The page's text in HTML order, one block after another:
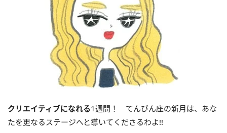
クリエイティブになれる1週間！ てんびん座の新月は、あな
たを更なるステージへと導いてくださるわよ!!